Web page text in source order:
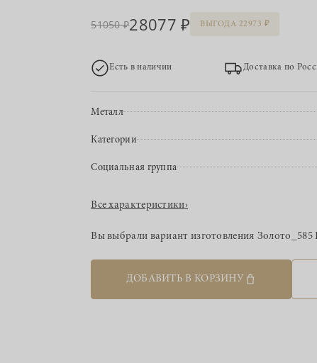
51050 28077 ВЫГОДА 22973
Есть в наличии Доставка по
Металл
Категории
Социальная группа
Все характеристики›
Вы выбрали вариант изготовления Золото_585
ДОБАВИТЬ В КОРЗИНУ